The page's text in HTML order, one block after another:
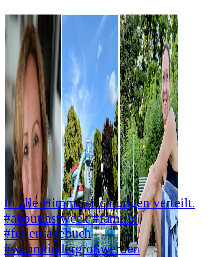
In alle Himmelsrichtungen verteilt.
#aboutlastweek #familie
#ferientagebuch
#wennkindergroßwerden